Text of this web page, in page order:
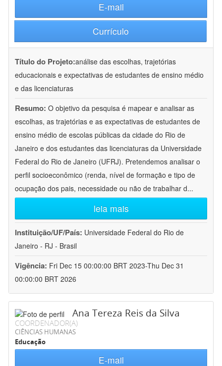
E-mail
Currículo
Título do Projeto:análise das escolhas, trajetórias
educacionais e expectativas de estudantes de ensino médio
e das licenciaturas
Resumo: O objetivo da pesquisa é mapear e analisar as
escolhas, as trajetórias e as expectativas de estudantes de
ensino médio de escolas públicas da cidade do Rio de
Janeiro e dos estudantes das licenciaturas da Universidade
Federal do Rio de Janeiro (UFRJ). Pretendemos analisar o
perfil socioeconômico (renda, nível de formação e tipo de
ocupação dos pais, necessidade ou não de trabalhar d...
leia mais
Instituição/UF/País: Universidade Federal do Rio de
Janeiro - RJ - Brasil
Vigência: Fri Dec 15 00:00:00 BRT 2023-Thu Dec 31
00:00:00 BRT 2026
Ana Tereza Reis da Silva
COORDENADOR(A)
CIÊNCIAS HUMANAS
Educação
E-mail